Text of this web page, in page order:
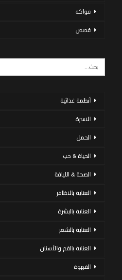
فواكه
قصص
أنظمة غذائية
الاسرة
الحمل
الحياة & حب
الصحة & اللياقة
العناية بالاظافر
العناية بالبشرة
العناية بالشعر
العناية بالفم والأسنان
القهوة